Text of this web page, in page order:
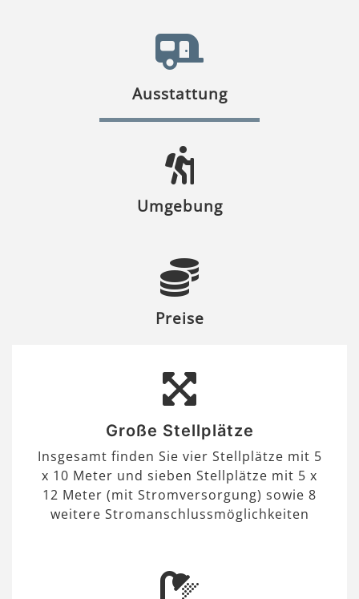
Ausstattung
Umgebung
Preise
Große Stellplätze
Insgesamt finden Sie vier Stellplätze mit 5
x 10 Meter und sieben Stellplätze mit 5 x
12 Meter (mit Stromversorgung) sowie 8
weitere Stromanschlussmöglichkeiten